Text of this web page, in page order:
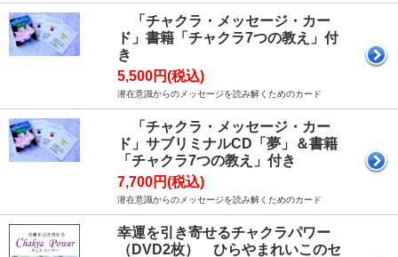
「チャクラ・メッセージ・カー
ド」書籍「チャクラ7つの教え」付
き
5,500円(税込)
潜在意識からのメッセージを読み解くためのカード
「チャクラ・メッセージ・カー
ド」サブリミナルCD「夢」＆書籍
「チャクラ7つの教え」付き
7,700円(税込)
潜在意識からのメッセージを読み解くためのカード
幸運を引き寄せるチャクラパワー
（DVD2枚） ひらやまれいこのセ